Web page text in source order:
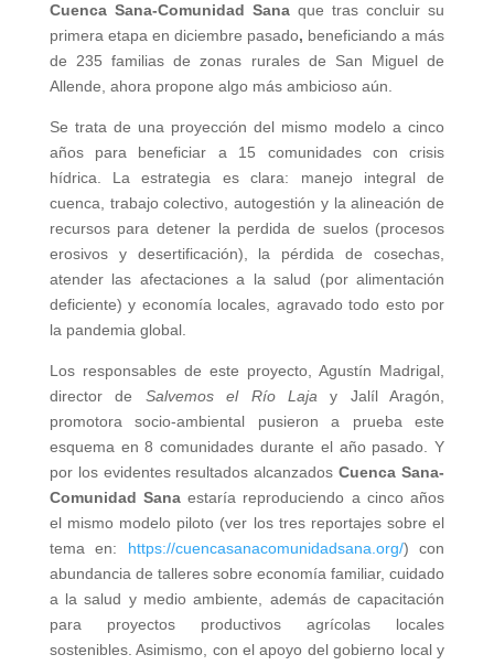
Cuenca Sana-Comunidad Sanaque tras concluir su
primera etapa en diciembre pasado, beneficiando a más
de 235 familias de zonas rurales de San Miguel de
Allende, ahora propone algo más ambicioso aún.
Se trata de una proyección del mismo modelo a cinco
años para beneficiar a 15 comunidades con crisis
hídrica. La estrategia es clara: manejo integral de
cuenca, trabajo colectivo, autogestión y la alineación de
recursos para detener la perdida de suelos (procesos
erosivos y desertificación), la pérdida de cosechas,
atender las afectaciones a la salud (por alimentación
deficiente) y economía locales, agravado todo esto por
la pandemia global.
Los responsables de este proyecto, Agustín Madrigal,
director de Salvemos el Río Lajay Jalíl Aragón,
promotora socio-ambiental pusieron a prueba este
esquema en 8 comunidades durante el año pasado. Y
por los evidentes resultados alcanzadosCuenca Sana-
Comunidad Sana estaría reproduciendo a cinco años
el mismo modelo piloto (ver los tres reportajes sobre el
tema en: https://cuencasanacomunidadsana.org/) con
abundancia de talleres sobre economía familiar, cuidado
a la salud y medio ambiente, además de capacitación
para proyectos productivos agrícolas locales
sostenibles. Asimismo, con el apoyo del gobierno local y